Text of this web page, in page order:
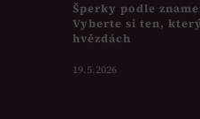
Šperky podle
Vyberte si ten,
hvězdách
19.5.2026